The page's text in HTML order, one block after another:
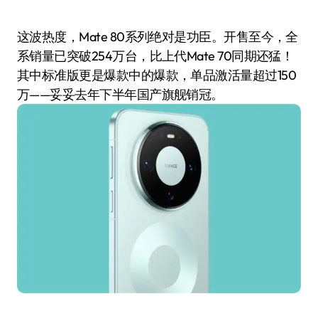
这波热度，Mate 80系列绝对是功臣。开售至今，全
系销量已突破254万台，比上代Mate 70同期还猛！
其中标准版更是爆款中的爆款，单品激活量超过150
万——妥妥去年下半年国产旗舰销冠。